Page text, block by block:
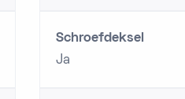
Schroefdeksel
Ja